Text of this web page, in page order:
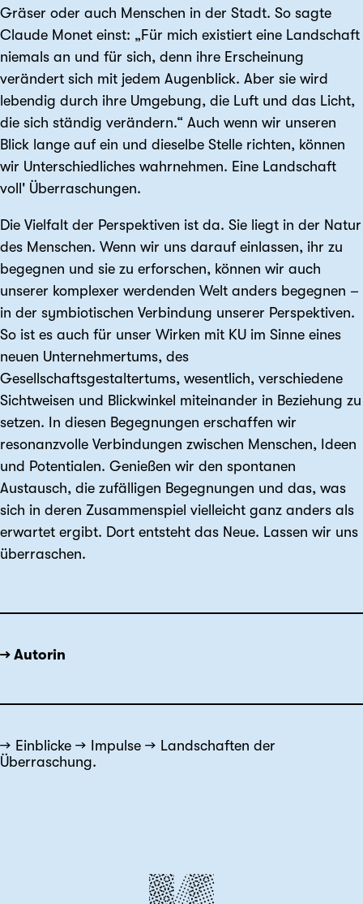
Gräser oder auch Menschen in der Stadt. So sagte
Claude Monet einst: „Für mich existiert eine Landschaft
niemals an und für sich, denn ihre Erscheinung
verändert sich mit jedem Augenblick. Aber sie wird
lebendig durch ihre Umgebung, die Luft und das Licht,
die sich ständig verändern.“ Auch wenn wir unseren
Blick lange auf ein und dieselbe Stelle richten, können
wir Unterschiedliches wahrnehmen. Eine Landschaft
voll' Überraschungen.
Die Vielfalt der Perspektiven ist da. Sie liegt in der Natur
des Menschen. Wenn wir uns darauf einlassen, ihr zu
begegnen und sie zu erforschen, können wir auch
unserer komplexer werdenden Welt anders begegnen –
in der symbiotischen Verbindung unserer Perspektiven.
So ist es auch für unser Wirken mit KU im Sinne eines
neuen Unternehmertums, des
Gesellschaftsgestaltertums, wesentlich, verschiedene
Sichtweisen und Blickwinkel miteinander in Beziehung zu
setzen. In diesen Begegnungen erschaffen wir
resonanzvolle Verbindungen zwischen Menschen, Ideen
und Potentialen. Genießen wir den spontanen
Austausch, die zufälligen Begegnungen und das, was
sich in deren Zusammenspiel vielleicht ganz anders als
erwartet ergibt. Dort entsteht das Neue. Lassen wir uns
überraschen.
→ Autorin
Einblicke Impulse
Landschaften der
Überraschung.